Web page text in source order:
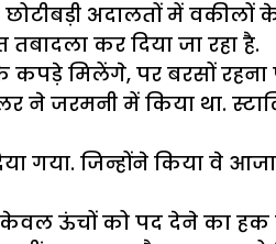
अदालतों में
कर दिया जा रहा है.
कपड़े मिलेंगे, पर बरसों
ने जरमनी में किया था.
गया. जिन्होंने किया वे
ऊंचों को पद देने का हक